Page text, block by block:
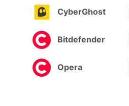
CyberGhost
Bitdefender
Opera